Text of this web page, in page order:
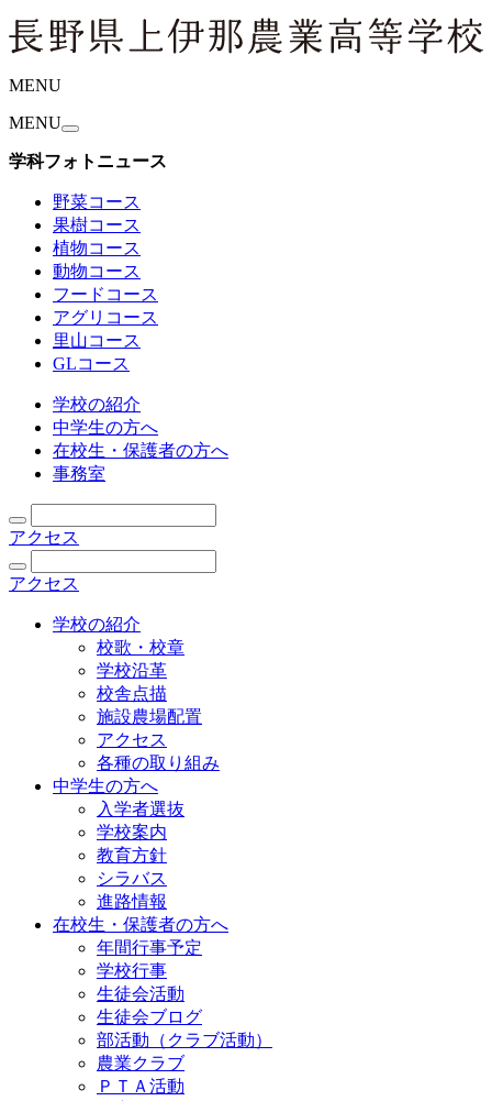
MENU
MENU
学科フォトニュース
野菜コース
果樹コース
植物コース
動物コース
フードコース
アグリコース
里山コース
GLコース
学校の紹介
中学生の方へ
在校生・保護者の方へ
事務室
アクセス
アクセス
学校の紹介
校歌・校章
学校沿革
校舎点描
施設農場配置
アクセス
各種の取り組み
中学生の方へ
入学者選抜
学校案内
教育方針
シラバス
進路情報
在校生・保護者の方へ
年間行事予定
学校行事
生徒会活動
生徒会ブログ
部活動（クラブ活動）
農業クラブ
ＰＴＡ活動